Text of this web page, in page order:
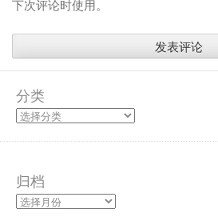
下次评论时使用。
分类
归档